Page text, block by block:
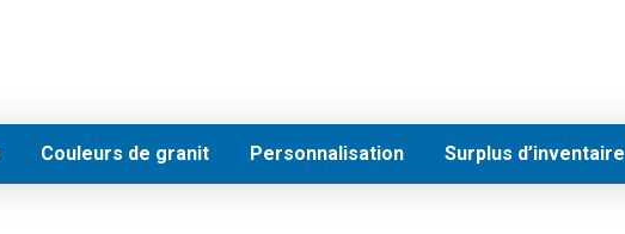
Couleurs de granit Personnalisation Surplus d’inventaire